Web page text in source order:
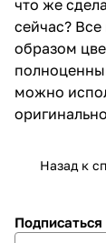
что же
сейчас?
образом
можно
Назад к
Подписаться